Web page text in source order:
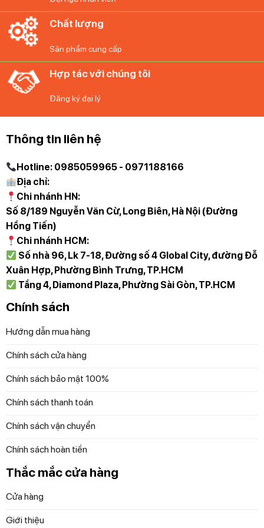
Để đặt mua sản phẩm, Quý khách đặt hàng qua
website hoặc liên hệ:
nghiệm và nhân viên hỗ trợ thông tin tốt nhất.
và mới nhất với những cam kết 100% chất lượng
Chất lượng
Sản phẩm cung cấp
Hợp tác với chúng tôi
Đăng ký đại lý
Thông tin liên hệ
Hotline: 0985059965 - 0971188166
Địa chỉ:
Chi nhánh HN:
Số 8/189 Nguyễn Văn Cừ, Long Biên, Hà Nội (Đường
Hồng Tiến)
Chi nhánh HCM:
Số nhà 96, Lk 7-18, Đường số 4 Global City, đường Đỗ
Xuân Hợp, Phường Bình Trưng, TP.HCM
Tầng 4, Diamond Plaza, Phường Sài Gòn, TP.HCM
Chính sách
Hướng dẫn mua hàng
Chính sách cửa hàng
Chính sách bảo mật 100%
Chính sách thanh toán
Chính sách vận chuyển
Chính sách hoàn tiền
Thắc mắc cửa hàng
Cửa hàng
Giới thiệu